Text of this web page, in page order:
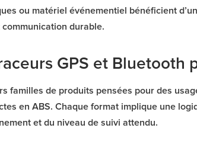
ou matériel événementiel bénéficient
durable.
GPS et Bluetooth
familles de produits pensées pour des
en ABS. Chaque format implique une
et du niveau de suivi attendu.